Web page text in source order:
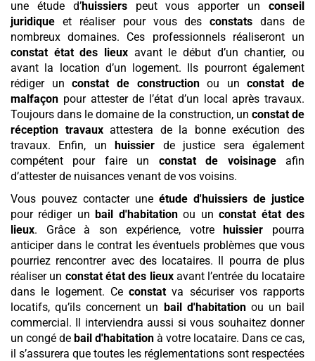
une étude d’huissierspeut vous apporter unconseil
juridique et réaliser pour vous desconstats dans de
nombreux domaines. Ces professionnels réaliseront un
constat état des lieux avant le début d’un chantier, ou
avant la location d’un logement. Ils pourront également
rédiger unconstat de constructionou unconstat de
malfaçon pour attester de l’état d’un local après travaux.
Toujours dans le domaine de la construction, un constat de
réception travauxattestera de la bonne exécution des
travaux. Enfin, unhuissier de justice sera également
compétent pour faire un constat de voisinageafin
d’attester de nuisances venant de vos voisins.
Vous pouvez contacter une étude d'huissiers de justice
pour rédiger unbail d'habitationou unconstat état des
lieux. Grâce à son expérience, votrehuissier pourra
anticiper dans le contrat les éventuels problèmes que vous
pourriez rencontrer avec des locataires. Il pourra de plus
réaliser un constat état des lieuxavant l’entrée du locataire
dans le logement. Ce constat va sécuriser vos rapports
locatifs, qu’ils concernent un bail d'habitationou un bail
commercial. Il interviendra aussi si vous souhaitez donner
un congé de bail d'habitation à votre locataire. Dans ce cas,
il s’assurera que toutes les réglementations sont respectées